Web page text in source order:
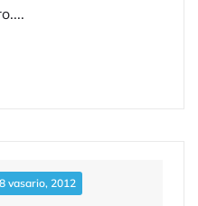
8 vasario, 2012